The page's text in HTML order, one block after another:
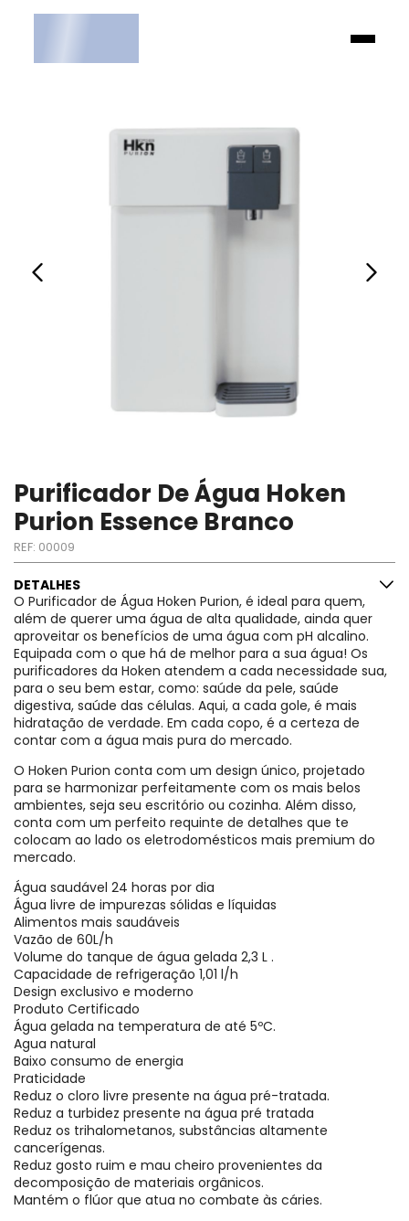
Purificador De Água Hoken
Purion Essence Branco
REF: 00009
DETALHES
O Purificador de Água Hoken Purion, é ideal para quem,
além de querer uma água de alta qualidade, ainda quer
aproveitar os benefícios de uma água com pH alcalino.
Equipada com o que há de melhor para a sua água! Os
purificadores da Hoken atendem a cada necessidade sua,
para o seu bem estar, como: saúde da pele, saúde
digestiva, saúde das células. Aqui, a cada gole, é mais
hidratação de verdade. Em cada copo, é a certeza de
contar com a água mais pura do mercado.
O Hoken Purion conta com um design único, projetado
para se harmonizar perfeitamente com os mais belos
ambientes, seja seu escritório ou cozinha. Além disso,
conta com um perfeito requinte de detalhes que te
colocam ao lado os eletrodomésticos mais premium do
mercado.
Água saudável 24 horas por dia
Água livre de impurezas sólidas e líquidas
Alimentos mais saudáveis
Vazão de 60L/h
Volume do tanque de água gelada 2,3 L .
Capacidade de refrigeração 1,01 l/h
Design exclusivo e moderno
Produto Certificado
Água gelada na temperatura de até 5ºC.
Agua natural
Baixo consumo de energia
Praticidade
Reduz o cloro livre presente na água pré-tratada.
Reduz a turbidez presente na água pré tratada
Reduz os trihalometanos, substâncias altamente
cancerígenas.
Reduz gosto ruim e mau cheiro provenientes da
decomposição de materiais orgânicos.
Mantém o flúor que atua no combate às cáries.